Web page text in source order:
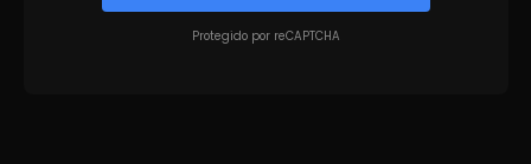
Protegido por reCAPTCHA